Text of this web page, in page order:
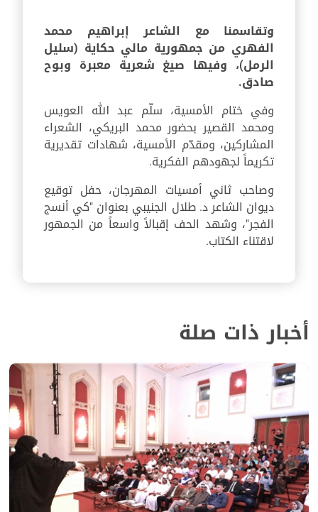
وتقاسمنا مع الشاعر إبراهيم محمد
الفهري من جمهورية مالي حكاية (سليل
الرمل)، وفيها صيغ شعرية معبرة وبوح
صادق.
وفي ختام الأمسية، سلّم عبد الله العويس
ومحمد القصير بحضور محمد البريكي، الشعراء
المشاركين، ومقدّم الأمسية، شهادات تقديرية
تكريماً لجهودهم الفكرية.
وصاحب ثاني أمسيات المهرجان، حفل توقيع
ديوان الشاعر د. طلال الجنيبي بعنوان "كي أنسج
الفجر"، وشهد الحف إقبالاً واسعاً من الجمهور
لاقتناء الكتاب.
أخبار ذات صلة